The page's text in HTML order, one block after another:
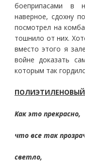
боеприпасами в
наверное, сдохну
посмотрел на
тошнило от них.
вместо этого я
войне доказать
которым так
Как это прекрасно,
что все так
светло,